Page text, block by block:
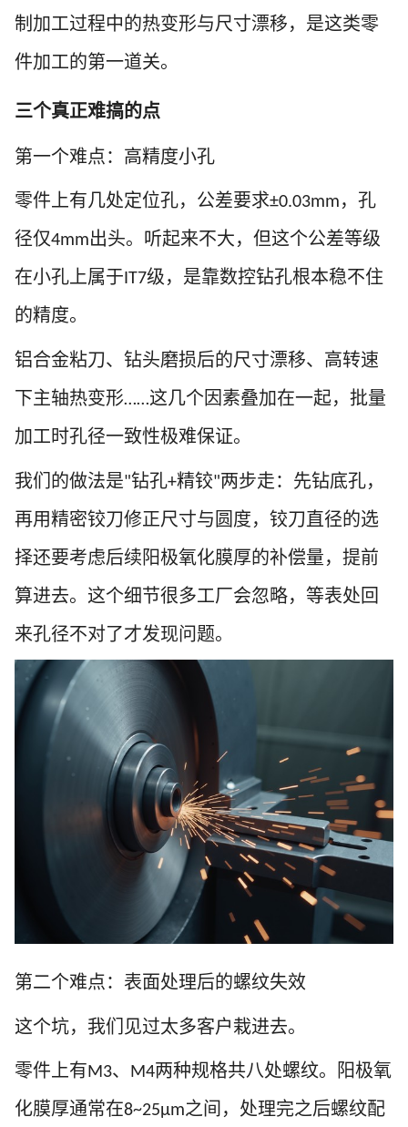
制加工过程中的热变形与尺寸漂移，是这类零
件加工的第一道关。
三个真正难搞的点
第一个难点：高精度小孔
零件上有几处定位孔，公差要求±0.03mm ，孔
径仅4mm出头。听起来不大，但这个公差等级
在小孔上属于IT7级，是靠数控钻孔根本稳不住
的精度。
铝合金粘刀、钻头磨损后的尺寸漂移、高转速
下主轴热变形……这几个因素叠加在一起，批量
加工时孔径一致性极难保证。
我们的做法是"钻孔+精铰"两步走：先钻底孔，
再用精密铰刀修正尺寸与圆度，铰刀直径的选
择还要考虑后续阳极氧化膜厚的补偿量，提前
算进去。这个细节很多工厂会忽略，等表处回
来孔径不对了才发现问题。
第二个难点：表面处理后的螺纹失效
这个坑，我们见过太多客户栽进去。
零件上有M3、 M4两种规格共八处螺纹。阳极氧
化膜厚通常在8~25μm之间，处理完之后螺纹配